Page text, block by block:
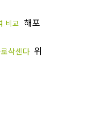
비교 해포
삭센다 위